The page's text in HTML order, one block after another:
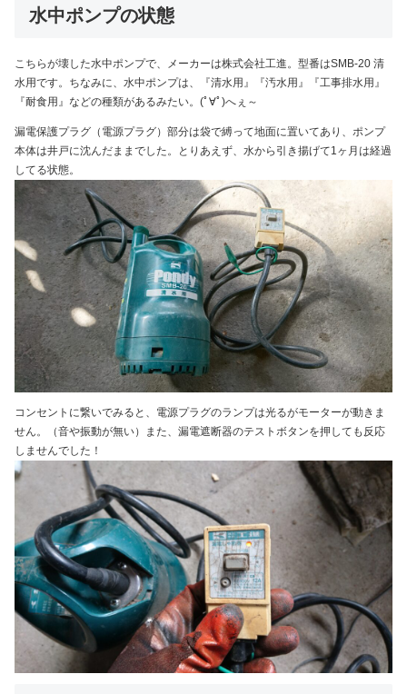
水中ポンプの状態
こちらが壊した水中ポンプで、メーカーは株式会社工進。型番はSMB-20 清
水用です。ちなみに、水中ポンプは、『清水用』『汚水用』『工事排水用』
『耐食用』などの種類があるみたい。(ﾟ∀ﾟ)へぇ～
漏電保護プラグ（電源プラグ）部分は袋で縛って地面に置いてあり、ポンプ
本体は井戸に沈んだままでした。とりあえず、水から引き揚げて1ヶ月は経過
してる状態。
コンセントに繋いでみると、電源プラグのランプは光るがモーターが動きま
せん。（音や振動が無い）また、漏電遮断器のテストボタンを押しても反応
しませんでした！